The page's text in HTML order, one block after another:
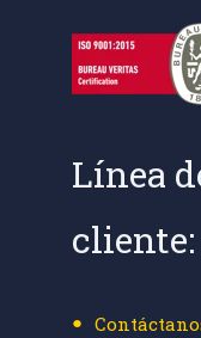
Línea
cliente: